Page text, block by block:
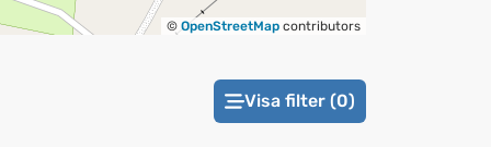
© OpenStreetMap contributors
Visa filter (0)